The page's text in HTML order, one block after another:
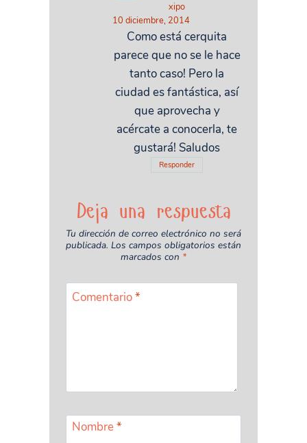
xipo
10 diciembre, 2014
Como está cerquita
parece que no se le hace
tanto caso! Pero la
ciudad es fantástica, así
que aprovecha y
acércate a conocerla, te
gustará! Saludos
Responder
Deja una respuesta
Tu dirección de correo electrónico no será
publicada. Los campos obligatorios están
marcados con *
Comentario*
Nombre*